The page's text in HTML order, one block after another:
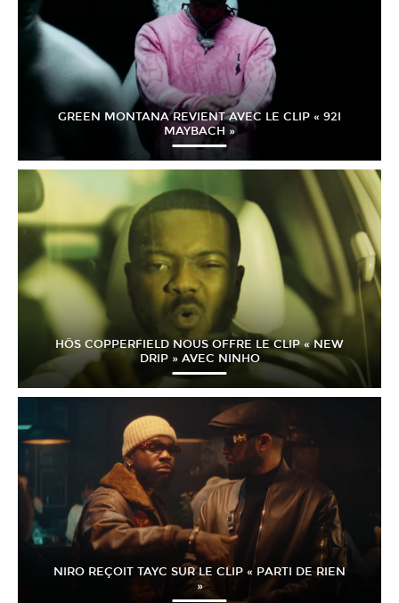
GREEN MONTANA REVIENT AVEC LE CLIP « 92I
MAYBACH »
HÖS COPPERFIELD NOUS OFFRE LE CLIP « NEW
DRIP » AVEC NINHO
NIRO REÇOIT TAYC SUR LE CLIP « PARTI DE RIEN
»